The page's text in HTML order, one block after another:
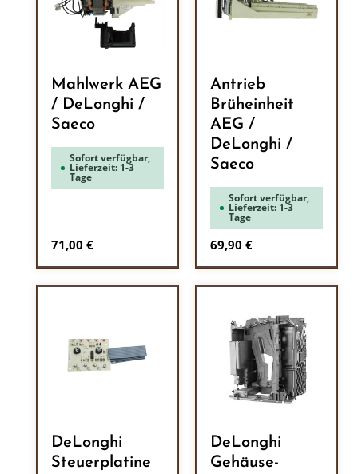
Mahlwerk AEG
/ DeLonghi /
Saeco
Sofort verfügbar,
Lieferzeit: 1-3
Tage
Regulärer Preis:
71,00 €
Antrieb
Brüheinheit
AEG /
DeLonghi /
Saeco
Sofort verfügbar,
Lieferzeit: 1-3
Tage
Regulärer Preis:
69,90 €
DeLonghi
Steuerplatine
DeLonghi
Gehäuse-